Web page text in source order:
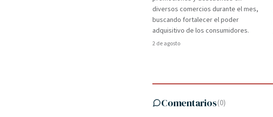
diversos comercios durante el mes,
buscando fortalecer el poder
adquisitivo de los consumidores.
2 de agosto
Comentarios(0)